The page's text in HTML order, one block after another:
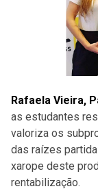
Rafaela Vieira,
as estudantes
valoriza os
das raízes
xarope deste
rentabilização.